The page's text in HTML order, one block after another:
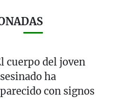
cuerpo del joven
ha
con signos